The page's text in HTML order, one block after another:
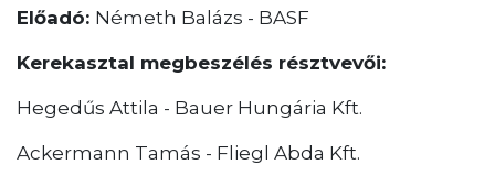
Előadó: Németh Balázs - BASF
Kerekasztal megbeszélés résztvevői:
Hegedűs Attila - Bauer Hungária Kft.
Ackermann Tamás - Fliegl Abda Kft.